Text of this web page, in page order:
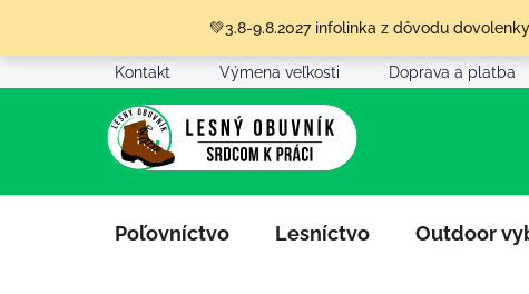
obsah
💚3.8-9.8.2027 infolinka z dôvodu
Kontakt Výmena veľkosti Doprava a platba
Poľovníctvo Lesníctvo Outdoor